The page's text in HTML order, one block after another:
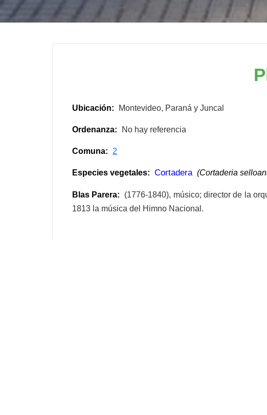
Ubicación: Montevideo, Paraná y Juncal
Ordenanza: No hay referencia
Comuna: 2
Especies vegetales: Cortadera (Cortaderia
Blas Parera:
(1776-1840), músico; director de la
1813 la música del Himno Nacional.